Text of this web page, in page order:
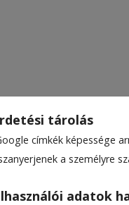
tárolás
címkék képessége
a személyre
adatok